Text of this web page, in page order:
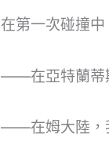
在第一次碰撞中
——在亞特蘭蒂
——在姆大陸，